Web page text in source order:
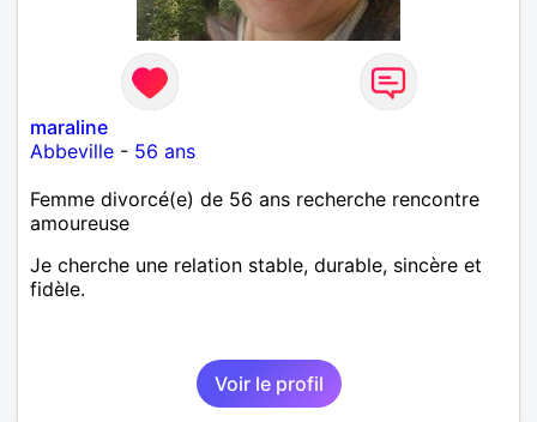
maraline
Abbeville - 56 ans
Femme divorcé(e) de 56 ans recherche rencontre
amoureuse
Je cherche une relation stable, durable, sincère et
fidèle.
Voir le profil